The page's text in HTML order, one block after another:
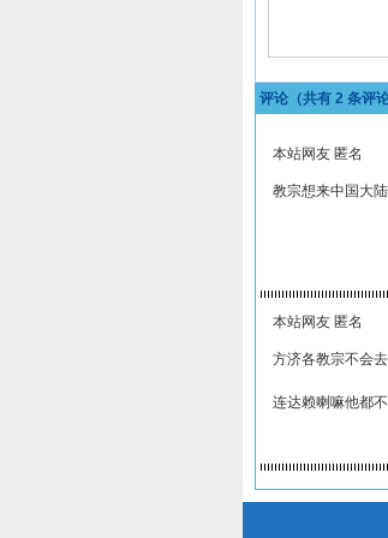
评论（共有 2 条评
本站网友 匿名
教宗想来中国大
本站网友 匿名
方济各教宗不会
连达赖喇嘛他都